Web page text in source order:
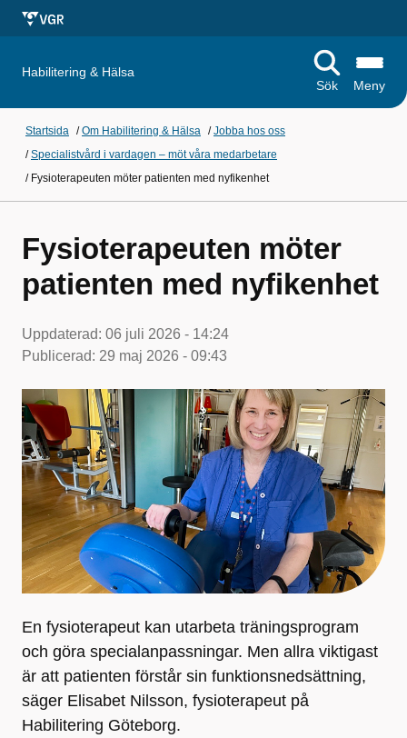
Habilitering & Hälsa
Sök
Meny
Startsida /Om Habilitering & Hälsa /Jobba hos oss
/Specialistvård i vardagen – möt våra medarbetare
/ Fysioterapeuten möter patienten med nyfikenhet
Fysioterapeuten möter
patienten med nyfikenhet
Uppdaterad: 06 juli 2026 - 14:24
Publicerad: 29 maj 2026 - 09:43
En fysioterapeut kan utarbeta träningsprogram
och göra specialanpassningar. Men allra viktigast
är att patienten förstår sin funktionsnedsättning,
säger Elisabet Nilsson, fysioterapeut på
Habilitering Göteborg.